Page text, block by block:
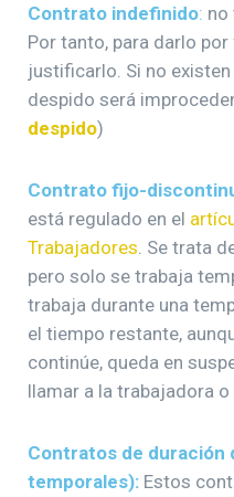
Contrato indefinido: no
Por tanto, para darlo
justificarlo. Si no
despido será
despido)
Contrato fijo-
está regulado en el
Trabajadores . Se trata
pero solo se trabaja
trabaja durante una
el tiempo restante,
continúe, queda en
llamar a la trabajadora o
Contratos de
temporales): Estos